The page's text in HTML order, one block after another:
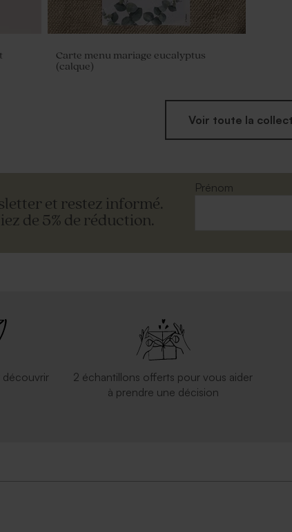
Carte menu mariage eucalyptus
(calque)
Voir toute la
et restez informé.
de 5% de réduction.
Prénom
découvrir
2 échantillons offerts pour vous aider
à prendre une décision